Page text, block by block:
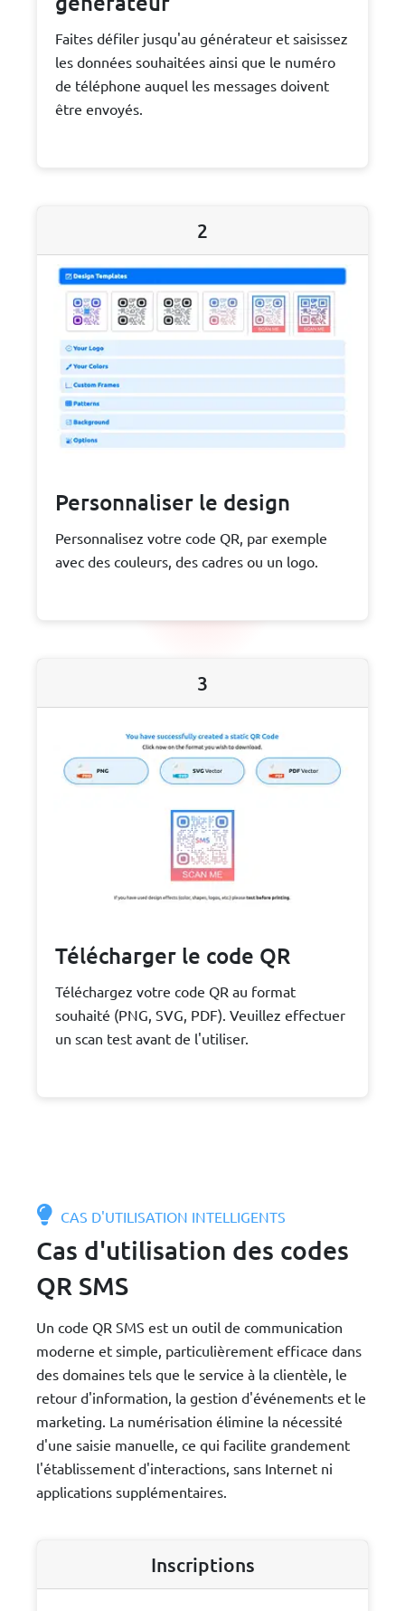
Faites défiler jusqu'au générateur et saisissez
les données souhaitées ainsi que le numéro
de téléphone auquel les messages doivent
être envoyés.
2
Personnaliser le design
Personnalisez votre code QR, par exemple
avec des couleurs, des cadres ou un logo.
3
Télécharger le code QR
Téléchargez votre code QR au format
souhaité (PNG, SVG, PDF). Veuillez effectuer
un scan test avant de l'utiliser.
CAS D'UTILISATION INTELLIGENTS
Cas d'utilisation des codes
QR SMS
Un code QR SMS est un outil de communication
moderne et simple, particulièrement efficace dans
des domaines tels que le service à la clientèle, le
retour d'information, la gestion d'événements et le
marketing. La numérisation élimine la nécessité
d'une saisie manuelle, ce qui facilite grandement
l'établissement d'interactions, sans Internet ni
applications supplémentaires.
Inscriptions